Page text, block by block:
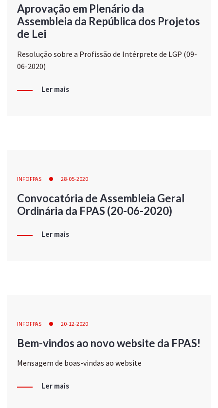
Aprovação em Plenário da
Assembleia da República dos Projetos
de Lei
Resolução sobre a Profissão de Intérprete de LGP (09-
06-2020)
Ler mais
INFOFPAS 28-05-2020
Convocatória de Assembleia Geral
Ordinária da FPAS (20-06-2020)
Ler mais
INFOFPAS 20-12-2020
Bem-vindos ao novo website da FPAS!
Mensagem de boas-vindas ao website
Ler mais